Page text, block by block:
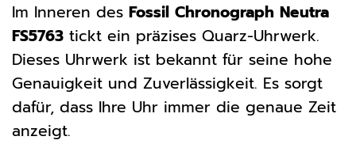
Im Inneren des Fossil Chronograph Neutra
FS5763 tickt ein präzises Quarz-Uhrwerk.
Dieses Uhrwerk ist bekannt für seine hohe
Genauigkeit und Zuverlässigkeit. Es sorgt
dafür, dass Ihre Uhr immer die genaue Zeit
anzeigt.